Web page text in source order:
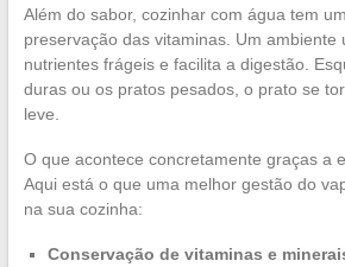
Além do sabor, cozinhar com água tem
preservação das vitaminas. Um ambiente
nutrientes frágeis e facilita a digestão.
duras ou os pratos pesados, o prato se
leve.
O que acontece concretamente graças a
Aqui está o que uma melhor gestão do
na sua cozinha:
Conservação de vitaminas e